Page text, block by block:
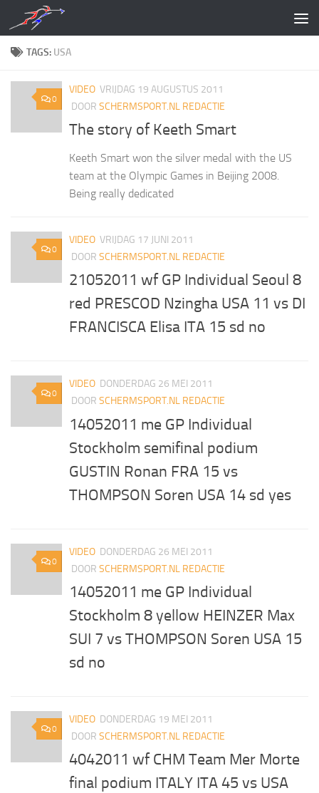
Doorgaan naar inhoud
TAGS: USA
0
VIDEO VRIJDAG 19 AUGUSTUS 2011
DOOR SCHERMSPORT.NL REDACTIE
The story of Keeth Smart
Keeth Smart won the silver medal with the US
team at the Olympic Games in Beijing 2008.
Being really dedicated
0
VIDEO VRIJDAG 17 JUNI 2011
DOOR SCHERMSPORT.NL REDACTIE
21052011 wf GP Individual Seoul 8
red PRESCOD Nzingha USA 11 vs DI
FRANCISCA Elisa ITA 15 sd no
0
VIDEO DONDERDAG 26 MEI 2011
DOOR SCHERMSPORT.NL REDACTIE
14052011 me GP Individual
Stockholm semifinal podium
GUSTIN Ronan FRA 15 vs
THOMPSON Soren USA 14 sd yes
0
VIDEO DONDERDAG 26 MEI 2011
DOOR SCHERMSPORT.NL REDACTIE
14052011 me GP Individual
Stockholm 8 yellow HEINZER Max
SUI 7 vs THOMPSON Soren USA 15
sd no
0
VIDEO DONDERDAG 19 MEI 2011
DOOR SCHERMSPORT.NL REDACTIE
4042011 wf CHM Team Mer Morte
final podium ITALY ITA 45 vs USA